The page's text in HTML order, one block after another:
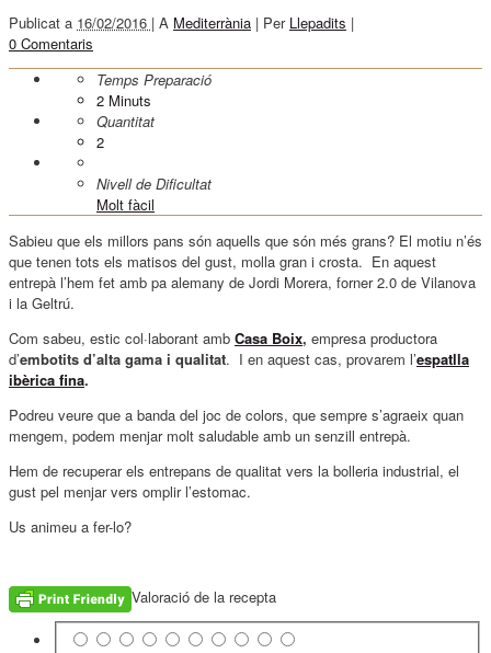
Publicat a 16/02/2016 | A Mediterrània | Per Llepadits |
0 Comentaris
Temps Preparació
2 Minuts
Quantitat
2
Nivell de Dificultat
Molt fàcil
Sabieu que els millors pans són aquells que són més grans? El motiu n’és
que tenen tots els matisos del gust, molla gran i crosta. En aquest
entrepà l’hem fet amb pa alemany de Jordi Morera, forner 2.0 de Vilanova
i la Geltrú.
Com sabeu, estic col·laborant amb Casa Boix, empresa productora
d’embotits d’alta gama i qualitat. I en aquest cas, provarem l’espatlla
ibèrica fina.
Podreu veure que a banda del joc de colors, que sempre s’agraeix quan
mengem, podem menjar molt saludable amb un senzill entrepà.
Hem de recuperar els entrepans de qualitat vers la bolleria industrial, el
gust pel menjar vers omplir l’estomac.
Us animeu a fer-lo?
Valoració de la recepta